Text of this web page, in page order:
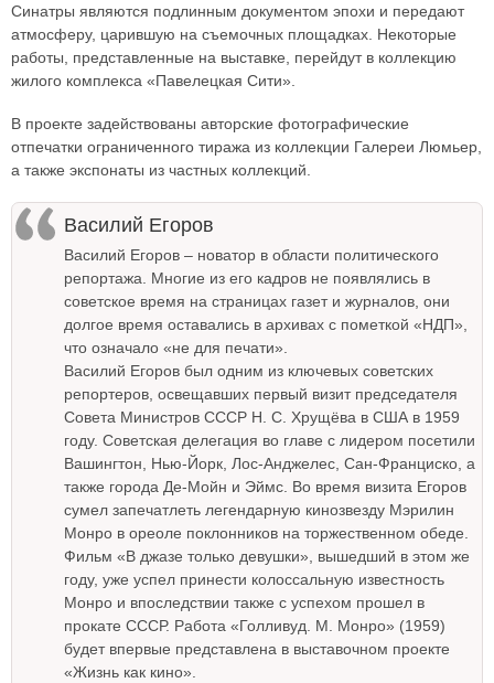
Синатры являются подлинным документом эпохи и передают
атмосферу, царившую на съемочных площадках. Некоторые
работы, представленные на выставке, перейдут в коллекцию
жилого комплекса «Павелецкая Сити».
В проекте задействованы авторские фотографические
отпечатки ограниченного тиража из коллекции Галереи Люмьер,
а также экспонаты из частных коллекций.
Василий Егоров
Василий Егоров – новатор в области политического
репортажа. Многие из его кадров не появлялись в
советское время на страницах газет и журналов, они
долгое время оставались в архивах с пометкой «НДП»,
что означало «не для печати».
Василий Егоров был одним из ключевых советских
репортеров, освещавших первый визит председателя
Совета Министров СССР Н. С. Хрущёва в США в 1959
году. Советская делегация во главе с лидером посетили
Вашингтон, Нью-Йорк, Лос-Анджелес, Сан-Франциско, а
также города Де-Мойн и Эймс. Во время визита Егоров
сумел запечатлеть легендарную кинозвезду Мэрилин
Монро в ореоле поклонников на торжественном обеде.
Фильм «В джазе только девушки», вышедший в этом же
году, уже успел принести колоссальную известность
Монро и впоследствии также с успехом прошел в
прокате СССР. Работа «Голливуд. М. Монро» (1959)
будет впервые представлена в выставочном проекте
«Жизнь как кино».